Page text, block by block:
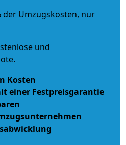
der Umzugskosten, nur
und
Kosten
einer Festpreisgarantie